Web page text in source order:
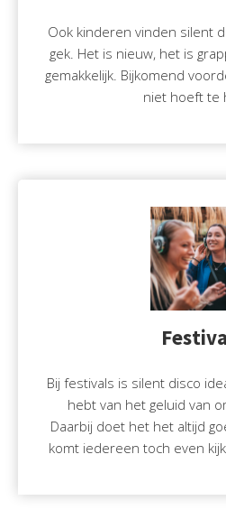
Ook kinderen vinden silent
gek. Het is nieuw, het is
gemakkelijk. Bijkomend
niet hoeft te
Bij festivals is silent disco
hebt van het geluid van
Daarbij doet het het altijd
komt iedereen toch even